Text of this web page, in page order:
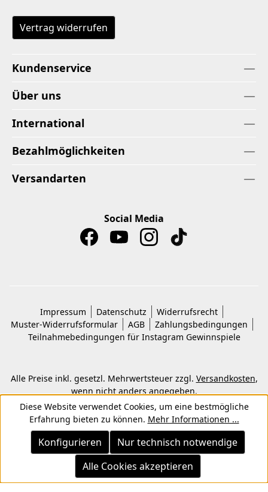
Vertrag widerrufen
Kundenservice
Über uns
International
Bezahlmöglichkeiten
Versandarten
Social Media
Impressum Datenschutz
Widerrufsrecht
Muster-Widerrufsformular
AGB
Zahlungsbedingungen
Teilnahmebedingungen für Instagram Gewinnspiele
Alle Preise inkl. gesetzl. Mehrwertsteuer zzgl. Versandkosten,
wenn nicht anders angegeben.
© 2026 Copyright © Kwon KG. Alle Rechte vorbehalten.
Diese Website verwendet Cookies, um eine bestmögliche
Erfahrung bieten zu können. Mehr Informationen ...
Nur technisch notwendige
Konfigurieren
Alle Cookies akzeptieren